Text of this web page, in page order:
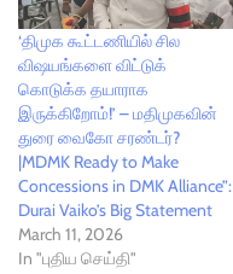
‘திமுக கூட்டணியில் சில
விஷயங்களை விட்டுக்
கொடுக்க தயாராக
இருக்கிறோம்!’ – மதிமுகவின்
துரை வைகோ சரண்டர்?
|MDMK Ready to Make
Concessions in DMK Alliance”:
Durai Vaiko’s Big Statement
March 11, 2026
In "புதிய செய்தி"